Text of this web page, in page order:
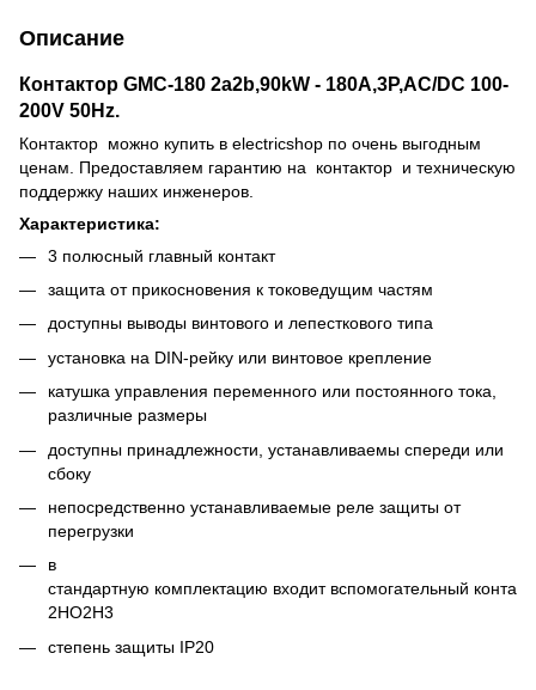
Описание
Контактор GMC-180 2a2b,90kW - 180A,3Р,AC/DC 100-
200V 50Hz.
Контактор можно купить в electricshop по очень выгодным
ценам. Предоставляем гарантию на контактор и техническую
поддержку наших инженеров.
Характеристика:
3 полюсный главный контакт
защита от прикосновения к токоведущим частям
доступны выводы винтового и лепесткового типа
установка на DIN-рейку или винтовое крепление
катушка управления переменного или постоянного тока,
различные размеры
доступны принадлежности, устанавливаемы спереди или
сбоку
непосредственно устанавливаемые реле защиты от
перегрузки
в
стандартную комплектацию входит вспомогательный контакт
2НО2Н3
степень защиты IP20